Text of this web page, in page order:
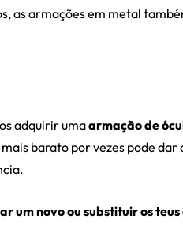
as armações em metal
adquirir umaarmação de
barato por vezes pode dar
um novo ou substituir os teus